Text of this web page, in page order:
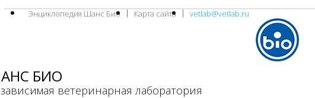
Энциклопедия Шанс Био Карта сайта vetlab@vetlab.ru
БИО
ветеринарная лаборатория